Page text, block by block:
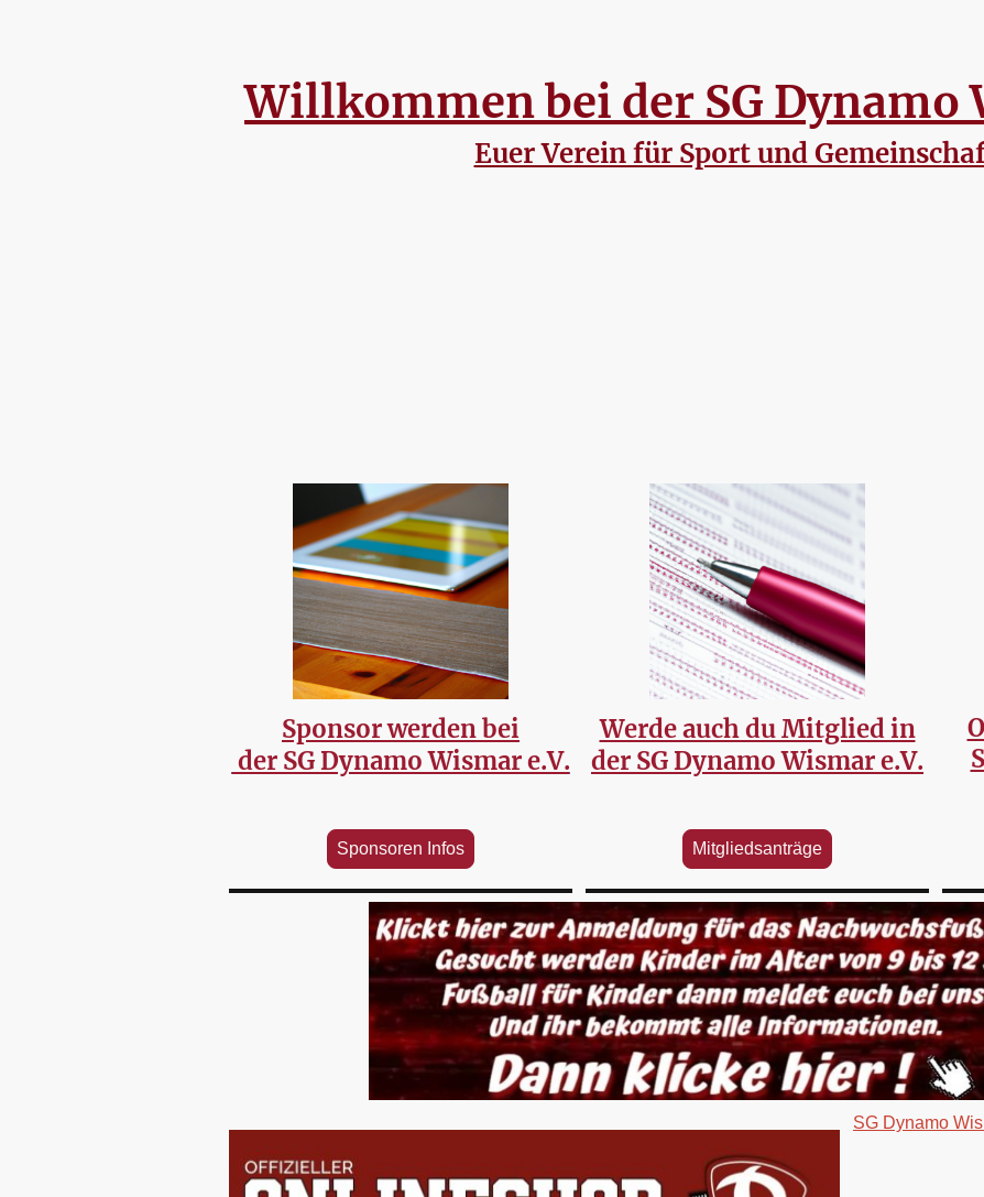
Willkommen bei der SG Dynamo
Euer Verein für Sport und
Sponsor werden bei
der SG Dynamo Wismar e.V.
Sponsoren Infos
Werde auch du Mitglied in
der SG Dynamo Wismar e.V.
Mitgliedsanträge
SG Dynamo